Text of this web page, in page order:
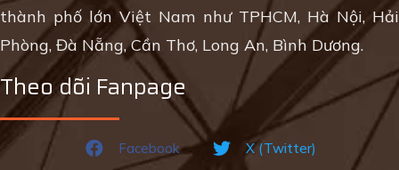
thành phố lớn Việt Nam như TPHCM, Hà Nội, Hải
Phòng, Đà Nẵng, Cần Thơ, Long An, Bình Dương.
Theo dõi Fanpage
Facebook X (Twitter)